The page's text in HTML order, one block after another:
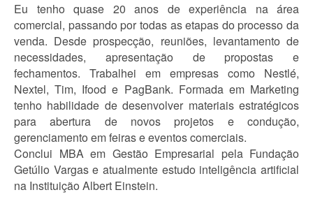
Eu tenho quase 20 anos de experiência na área
comercial, passando por todas as etapas do processo da
venda. Desde prospecção, reuniões, levantamento de
necessidades, apresentação de propostas e
fechamentos. Trabalhei em empresas como Nestlé,
Nextel, Tim, Ifood e PagBank. Formada em Marketing
tenho habilidade de desenvolver materiais estratégicos
para abertura de novos projetos e condução,
gerenciamento em feiras e eventos comerciais.
Conclui MBA em Gestão Empresarial pela Fundação
Getúlio Vargas e atualmente estudo inteligência artificial
na Instituição Albert Einstein.